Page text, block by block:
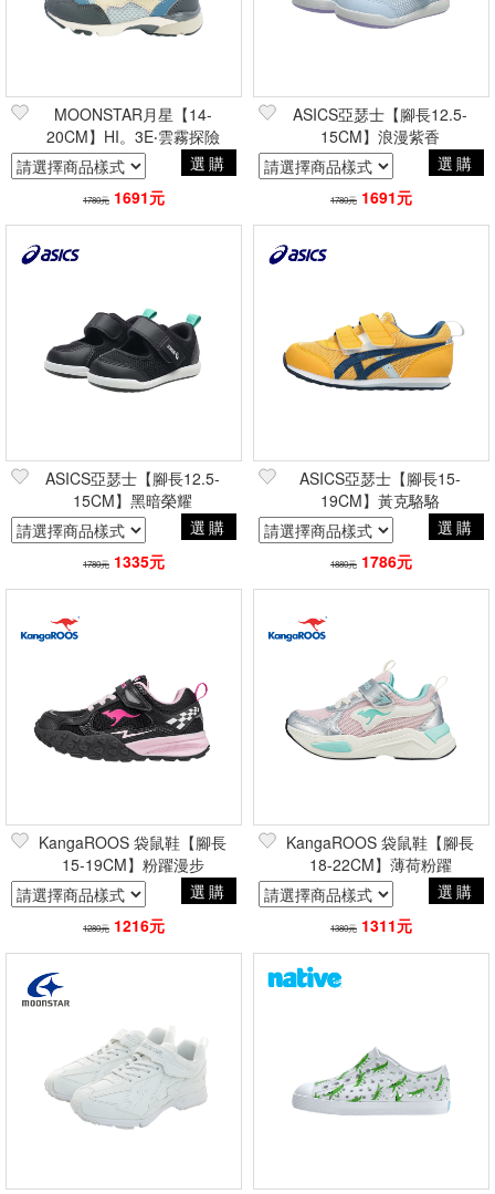
MOONSTAR月星【14-
20CM】HI。3E‧雲霧探險
選購
1780元 1691元
ASICS亞瑟士【腳長12.5-
15CM】浪漫紫香
選購
1780元 1691元
ASICS亞瑟士【腳長12.5-
15CM】黑暗榮耀
選購
1780元 1335元
ASICS亞瑟士【腳長15-
19CM】黃克駱駱
選購
1880元 1786元
KangaROOS 袋鼠鞋【腳長
15-19CM】粉躍漫步
選購
1280元 1216元
KangaROOS 袋鼠鞋【腳長
18-22CM】薄荷粉躍
選購
1380元 1311元